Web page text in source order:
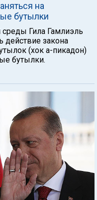
на
бутылки
Гила Гамлиэль
действие закона
(хок а-пикадон)
бутылки.